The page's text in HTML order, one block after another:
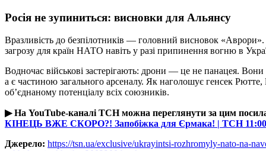
Росія не зупиниться: висновки для Альянсу
Вразливість до безпілотників — головний висновок
загрозу для країн НАТО навіть у разі припинення вогню в
Водночас військові застерігають: дрони — це не панацея. Вони
а є частиною загального арсеналу. Як наголошує генсек
об’єднаному потенціалу всіх союзників.
▶ На YouTube-каналі ТСН можна переглянути за цим
КІНЕЦЬ ВЖЕ СКОРО?! Запобіжка для Єрмака! | ТСН
Джерело: https://tsn.ua/exclusive/ukrayintsi-rozhromyly-nato-na-